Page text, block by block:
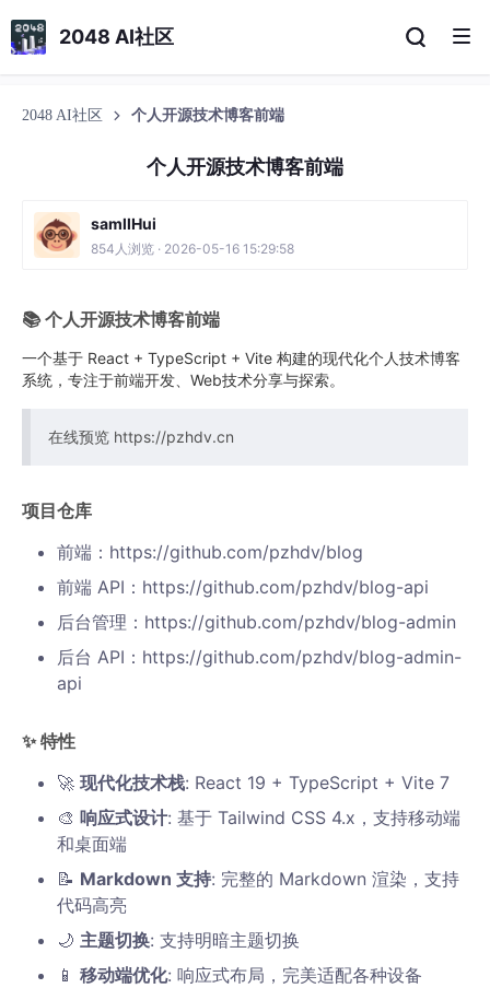
2048 AI社区
2048 AI社区 个人开源技术博客前端
个人开源技术博客前端
samllHui
854人浏览 · 2026-05-16 15:29:58
📚 个人开源技术博客前端
一个基于 React + TypeScript + Vite 构建的现代化个人技术博客
系统，专注于前端开发、Web技术分享与探索。
在线预览 https://pzhdv.cn
项目仓库
前端：https://github.com/pzhdv/blog
前端 API：https://github.com/pzhdv/blog-api
后台管理：https://github.com/pzhdv/blog-admin
后台 API：https://github.com/pzhdv/blog-admin-
api
✨ 特性
🚀 现代化技术栈: React 19 + TypeScript + Vite 7
🎨 响应式设计: 基于 Tailwind CSS 4.x，支持移动端
和桌面端
📝 Markdown 支持: 完整的 Markdown 渲染，支持
代码高亮
🌙 主题切换: 支持明暗主题切换
📱 移动端优化: 响应式布局，完美适配各种设备